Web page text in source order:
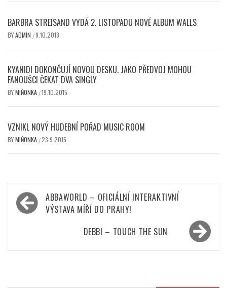
BARBRA STREISAND VYDÁ 2. LISTOPADU NOVÉ ALBUM WALLS
BYADMIN /9.10.2018
KYANIDI DOKONČUJÍ NOVOU DESKU. JAKO PŘEDVOJ MOHOU
FANOUŠCI ČEKAT DVA SINGLY
BYMIŇONKA /19.10.2015
VZNIKL NOVÝ HUDEBNÍ POŘAD MUSIC ROOM
BYMIŇONKA /23.9.2015
Navigace
pro
ABBAWORLD – OFICIÁLNÍ INTERAKTIVNÍ
VÝSTAVA MÍŘÍ DO PRAHY!
DEBBI – TOUCH THE SUN